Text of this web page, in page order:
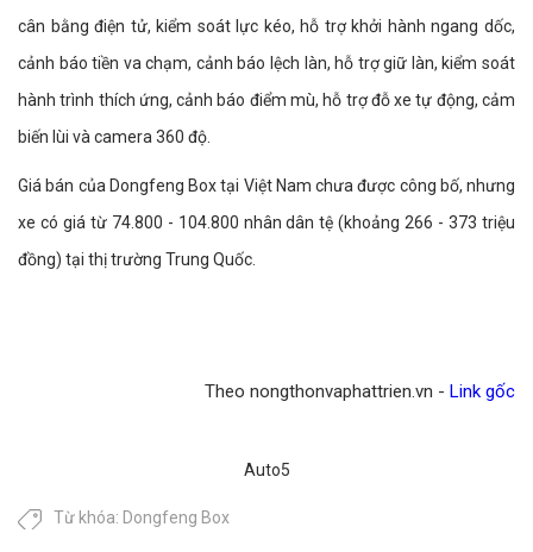
cân bằng điện tử, kiểm soát lực kéo, hỗ trợ khởi hành ngang dốc,
cảnh báo tiền va chạm, cảnh báo lệch làn, hỗ trợ giữ làn, kiểm soát
hành trình thích ứng, cảnh báo điểm mù, hỗ trợ đỗ xe tự động, cảm
biến lùi và camera 360 độ.
Giá bán của Dongfeng Box tại Việt Nam chưa được công bố, nhưng
xe có giá từ 74.800 - 104.800 nhân dân tệ (khoảng 266 - 373 triệu
đồng) tại thị trường Trung Quốc.
Theo nongthonvaphattrien.vn - Link gốc
Auto5
Từ khóa: Dongfeng Box